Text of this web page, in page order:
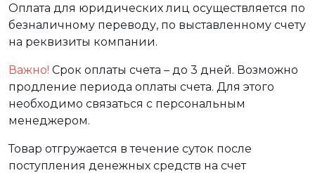
Оплата для юридических лиц осуществляется по
безналичному переводу, по выставленному счету
на реквизиты компании.
Важно! Срок оплаты счета – до 3 дней. Возможно
продление периода оплаты счета. Для этого
необходимо связаться с персональным
менеджером.
Товар отгружается в течение суток после
поступления денежных средств на счет